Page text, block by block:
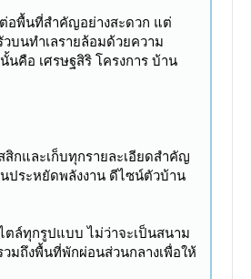
อพื้นที่สำคัญอย่างสะดวก แต่
บนทำเลรายล้อมด้วยความ
นคือ เศรษฐสิริ โครงการ บ้าน
กและเก็บทุกรายละเอียดสำคัญ
ประหยัดพลังงาน ดีไซน์ตัวบ้าน
ตล์ทุกรูปแบบ ไม่ว่าจะเป็นสนาม
มถึงพื้นที่พักผ่อนส่วนกลางเพื่อให้